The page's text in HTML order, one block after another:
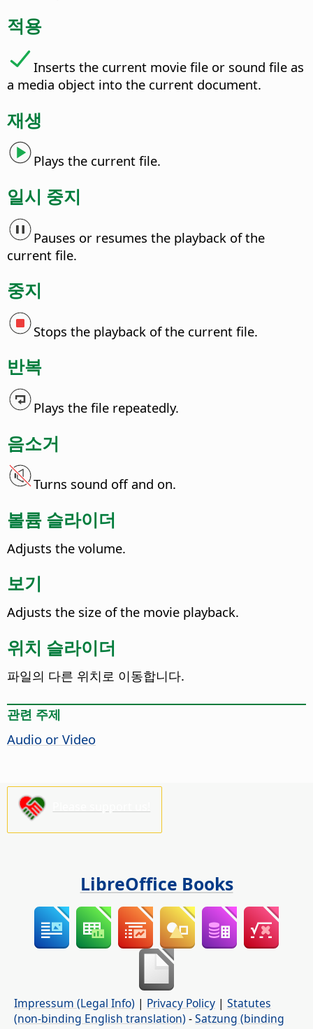
적용
Inserts the current movie file or sound file as
a media object into the current document.
재생
Plays the current file.
일시 중지
Pauses or resumes the playback of the
current file.
중지
Stops the playback of the current file.
반복
Plays the file repeatedly.
음소거
Turns sound off and on.
볼륨 슬라이더
Adjusts the volume.
보기
Adjusts the size of the movie playback.
위치 슬라이더
파일의 다른 위치로 이동합니다.
관련 주제
Audio or Video
LibreOffice Books
Impressum (Legal Info) | Privacy Policy | Statutes
(non-binding English translation) -Satzung (binding